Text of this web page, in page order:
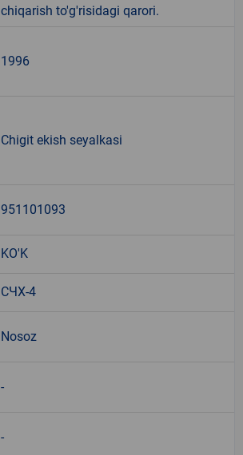
chiqarish to'g'risidagi qarori.
1996
Chigit ekish seyalkasi
951101093
KO'K
СЧХ-4
Nosoz
-
-